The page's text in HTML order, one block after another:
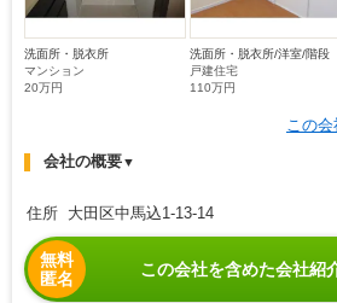
洗面所・脱衣所
マンション
20万円
洗面所・脱衣所/洋室/階段
戸建住宅
110万円
この
会社の概要▼
住所 大田区中馬込1-13-14
無料
匿名
この会社を含めた会社紹